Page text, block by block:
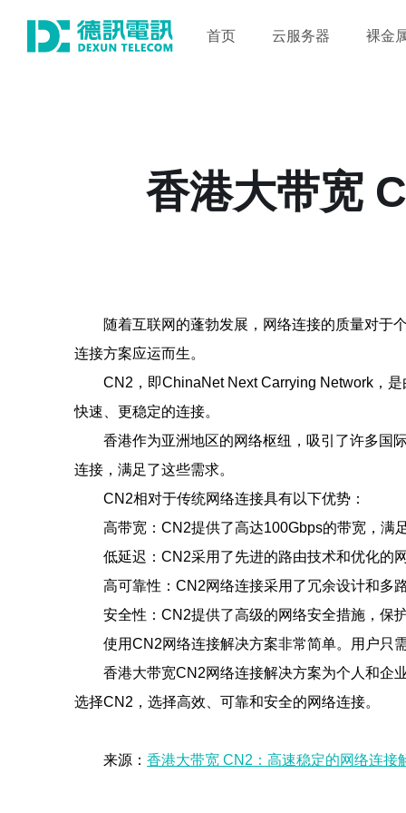
首页 云服务器 裸金
香港大带宽
随着互联网的蓬勃发展，网络连接的质量对于
连接方案应运而生。
CN2，即ChinaNet Next Carrying Network，
快速、更稳定的连接。
香港作为亚洲地区的网络枢纽，吸引了许多国
连接，满足了这些需求。
CN2相对于传统网络连接具有以下优势：
高带宽：CN2提供了高达100Gbps的带宽，满
低延迟：CN2采用了先进的路由技术和优化的
高可靠性：CN2网络连接采用了冗余设计和多
安全性：CN2提供了高级的网络安全措施，保
使用CN2网络连接解决方案非常简单。用户只
香港大带宽CN2网络连接解决方案为个人和企
选择CN2，选择高效、可靠和安全的网络连接。
来源： 香港大带宽 CN2：高速稳定的网络连接